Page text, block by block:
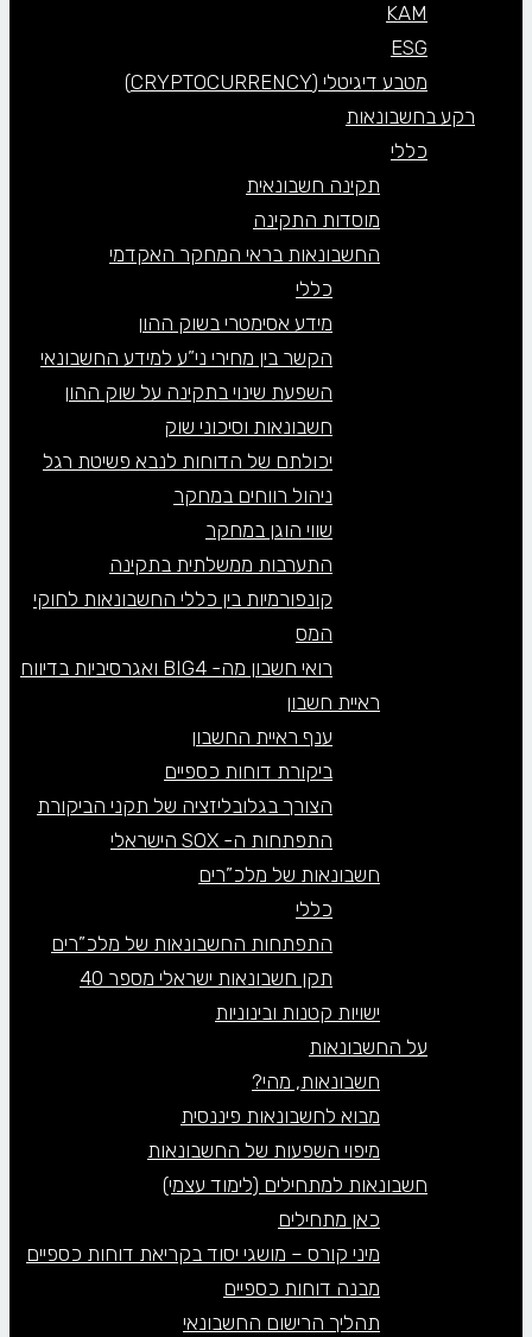
KAM
ESG
מטבע דיגיטלי (CRYPTOCURRENCY)
רקע בחשבונאות
כללי
תקינה חשבונאית
מוסדות התקינה
החשבונאות בראי המחקר האקדמי
כללי
מידע אסימטרי בשוק ההון
הקשר בין מחירי ני”ע למידע החשבונאי
השפעת שינוי בתקינה על שוק ההון
חשבונאות וסיכוני שוק
יכולתם של הדוחות לנבא פשיטת רגל
ניהול רווחים במחקר
שווי הוגן במחקר
התערבות ממשלתית בתקינה
קונפורמיות בין כללי החשבונאות לחוקי
המס
רואי חשבון מה- BIG4 ואגרסיביות בדיווח
ראיית חשבון
ענף ראיית החשבון
ביקורת דוחות כספיים
הצורך בגלובליזציה של תקני הביקורת
התפתחות ה- SOX הישראלי
חשבונאות של מלכ”רים
כללי
התפתחות החשבונאות של מלכ”רים
תקן חשבונאות ישראלי מספר 40
ישויות קטנות ובינוניות
על החשבונאות
חשבונאות, מהי?
מבוא לחשבונאות פיננסית
מיפוי השפעות של החשבונאות
חשבונאות למתחילים (לימוד עצמי)
כאן מתחילים
מיני קורס – מושגי יסוד בקריאת דוחות כספיים
מבנה דוחות כספיים
תהליך הרישום החשבונאי